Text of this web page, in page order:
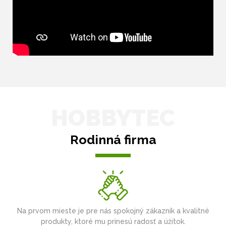
Rodinná firma
Na prvom mieste je pre nás spokojný zákazník a kvalitné
produkty, ktoré mu prinesú radosť a úžitok.